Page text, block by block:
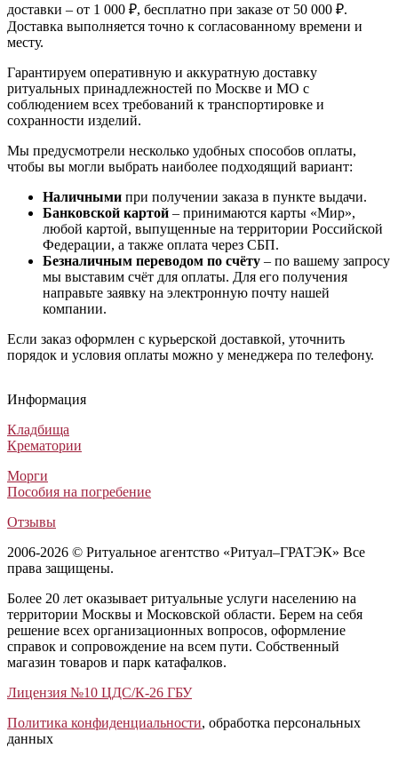
доставки – от 1 000 ₽, бесплатно при заказе от 50 000 ₽.
Доставка выполняется точно к согласованному времени и
месту.
Гарантируем оперативную и аккуратную доставку
ритуальных принадлежностей по Москве и МО с
соблюдением всех требований к транспортировке и
сохранности изделий.
Мы предусмотрели несколько удобных способов оплаты,
чтобы вы могли выбрать наиболее подходящий вариант:
Наличными при получении заказа в пункте выдачи.
Банковской картой – принимаются карты «Мир»,
любой картой, выпущенные на территории Российской
Федерации, а также оплата через СБП.
Безналичным переводом по счёту – по вашему запросу
мы выставим счёт для оплаты. Для его получения
направьте заявку на электронную почту нашей
компании.
Если заказ оформлен с курьерской доставкой, уточнить
порядок и условия оплаты можно у менеджера по телефону.
Венки из живых цветов
Венки из искусственных цветов
Венки из искусственных цветов
Венки из искусственных цветов
Информация
Кладбища
Крематории
Морги
Пособия на погребение
Отзывы
2006-2026 © Ритуальное агентство «Ритуал–ГРАТЭК» Все
права защищены.
Более 20 лет оказывает ритуальные услуги населению на
территории Москвы и Московской области. Берем на себя
решение всех организационных вопросов, оформление
справок и сопровождение на всем пути. Собственный
магазин товаров и парк катафалков.
Лицензия №10 ЦДС/К-26 ГБУ
Политика конфиденциальности, обработка персональных
данных